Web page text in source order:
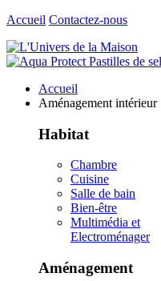
Accueil Contactez-nous
Accueil
Aménagement intérieur
Habitat
Chambre
Cuisine
Salle de bain
Bien-être
Multimédia et
Electroménager
Aménagement